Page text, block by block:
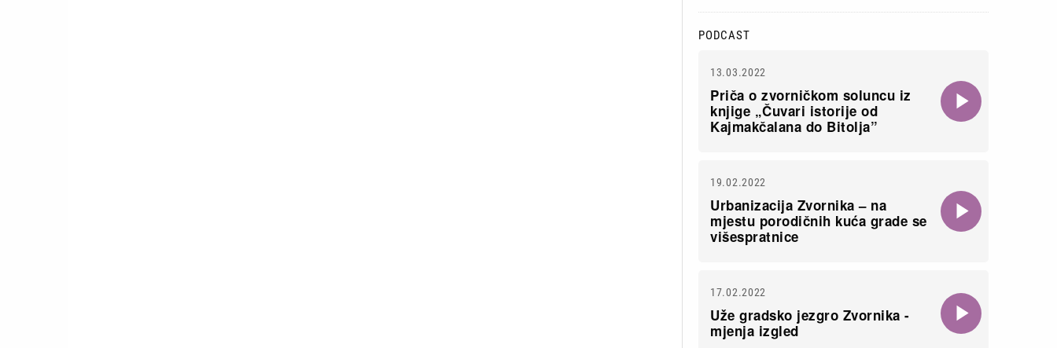
PODCAST
13.03.2022
Priča o zvorničkom soluncu iz
knjige „Čuvari istorije od
Kajmakčalana do Bitolja”
19.02.2022
Urbanizacija Zvornika – na
mjestu porodičnih kuća grade se
višespratnice
17.02.2022
Uže gradsko jezgro Zvornika -
mjenja izgled